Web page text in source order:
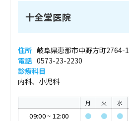
十全堂医院
住所 岐阜県恵那市中野方町2764-1
電話 0573-23-2230
診療科目
内科、小児科
月 火 水
09:00~ 12:00 ● ● ●